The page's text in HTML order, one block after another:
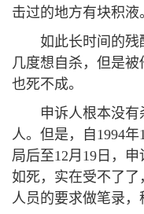
击过的地方有块积液
如此长时间的残
几度想自杀，但是
也死不成。
申诉人根本没
人。但是，自1994
局后至12月19日，
如死，实在受不了
人员的要求做笔录，